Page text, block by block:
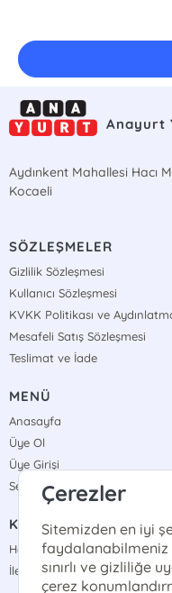
Anayurt
Aydınkent Mahallesi Hacı
Kocaeli
SÖZLEŞMELER
Gizlilik Sözleşmesi
Kullanıcı Sözleşmesi
KVKK Politikası ve
Mesafeli Satış Sözleşmesi
Teslimat ve İade
MENÜ
Anasayfa
Üye Ol
Üye Girişi
Sepetim
KURUMSAL
Hakkımızda
İletişim
Çerezler
Sitemizden en iyi
faydalanabilmeniz
sınırlı ve gizliliğe
çerez